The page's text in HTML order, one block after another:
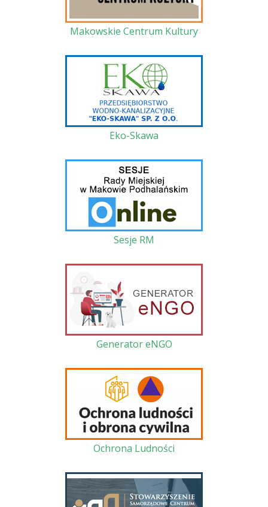
Makowskie Centrum Kultury
Eko-Skawa
Sesje RM
Generator eNGO
Ochrona Ludności